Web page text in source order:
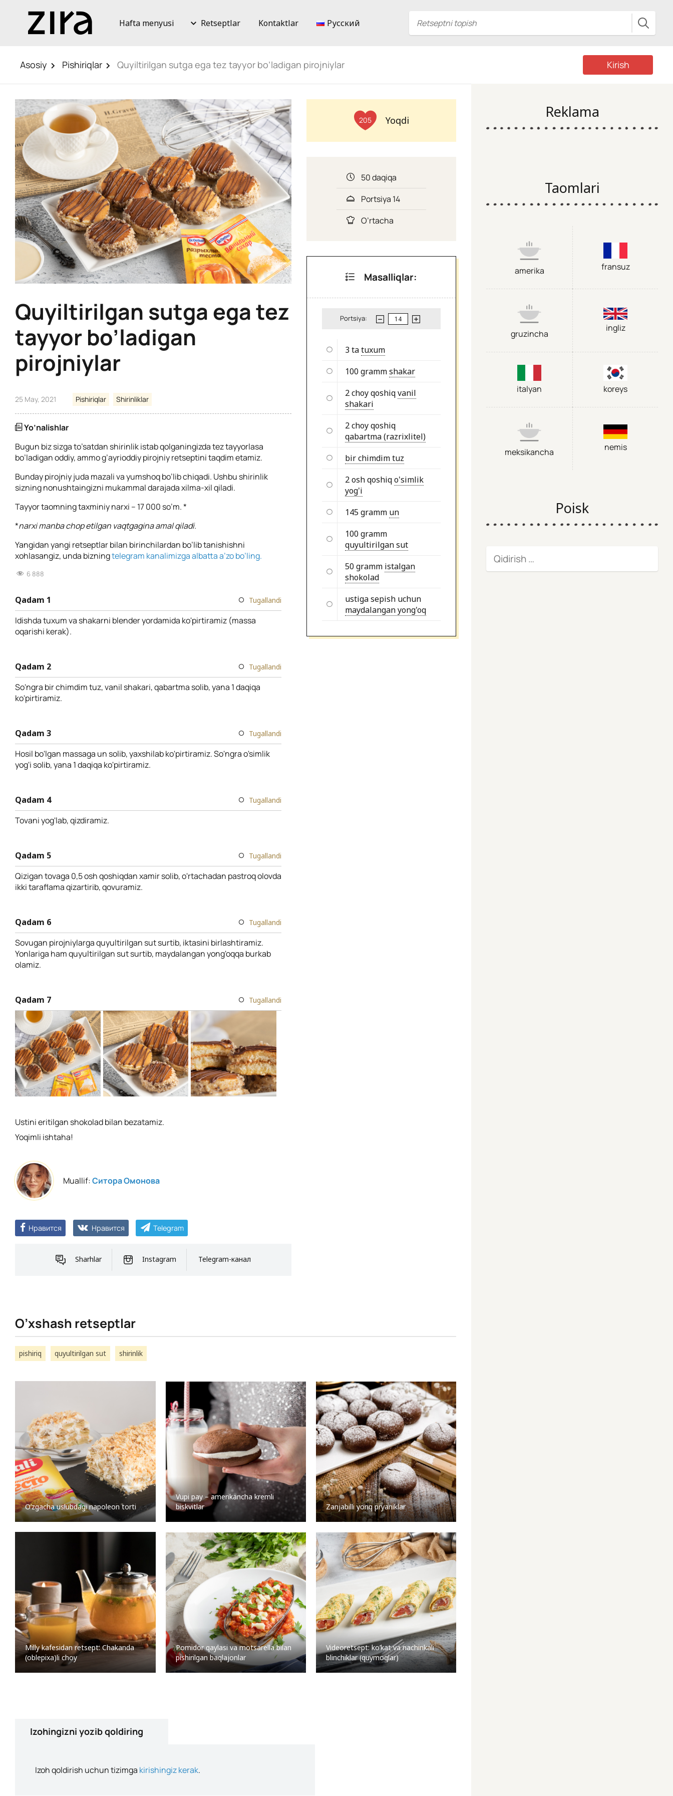
Hafta menyusi Retseptlar Kontaktlar Русский
Asosiy Pishiriqlar Quyiltirilgan sutga ega tez tayyor bo’ladigan pirojniylar Kirish
Quyiltirilgan sutga ega tez
tayyor bo’ladigan
pirojniylar
25 May, 2021 Pishiriqlar Shirinliklar
Yo’nalishlar
Bugun biz sizga to’satdan shirinlik istab qolganingizda tez tayyorlasa
bo’ladigan oddiy, ammo g’ayrioddiy pirojniy retseptini taqdim etamiz.
Bunday pirojniy juda mazali va yumshoq bo’lib chiqadi. Ushbu shirinlik
sizning nonushtaingizni mukammal darajada xilma-xil qiladi.
Tayyor taomning taxminiy narxi – 17 000 so’m. *
*narxi manba chop etilgan vaqtgagina amal qiladi.
Yangidan yangi retseptlar bilan birinchilardan bo’lib tanishishni
xohlasangiz, unda bizningtelegram kanalimizga albatta a’zo bo’ling.
6 888
Qadam 1 Tugallandi
Idishda tuxum va shakarni blender yordamida ko'pirtiramiz (massa
oqarishi kerak).
Qadam 2 Tugallandi
So'ngra bir chimdim tuz, vanil shakari, qabartma solib, yana 1 daqiqa
ko'pirtiramiz.
Qadam 3 Tugallandi
Hosil bo'lgan massaga un solib, yaxshilab ko'pirtiramiz. So'ngra o'simlik
yog'i solib, yana 1 daqiqa ko'pirtiramiz.
Qadam 4 Tugallandi
Tovani yog'lab, qizdiramiz.
Qadam 5 Tugallandi
Qizigan tovaga 0,5 osh qoshiqdan xamir solib, o'rtachadan pastroq olovda
ikki taraflama qizartirib, qovuramiz.
Qadam 6 Tugallandi
Sovugan pirojniylarga quyultirilgan sut surtib, iktasini birlashtiramiz.
Yonlariga ham quyultirilgan sut surtib, maydalangan yong'oqqa burkab
olamiz.
Qadam 7 Tugallandi
Ustini eritilgan shokolad bilan bezatamiz.
Yoqimli ishtaha!
Muallif:Ситора Омонова
Нравится Нравится Telegram
Sharhlar Instagram Telegram-канал
205 Yoqdi
50 daqiqa
Portsiya 14
O’rtacha
Masalliqlar:
Portsiya:
3 tatuxum
100 grammshakar
2 choy qoshiqvanil
shakari
2 choy qoshiq
qabartma (razrixlitel)
bir chimdim tuz
2 osh qoshiqo'simlik
yog'i
145 gramm un
100 gramm
quyultirilgan sut
50 gramm istalgan
shokolad
ustiga sepish uchun
maydalangan yong'oq
O’xshash retseptlar
pishiriq quyultirilgan sut shirinlik
O’zgacha uslubdagi napoleon torti
Vupi pay – amerikancha kremli
biskvitlar
Zanjabilli yoriq pryaniklar
Milly kafesidan retsept: Chakanda
(oblepixa)li choy
Pomidor qaylasi va motsarella bilan
pishirilgan baqlajonlar
Videoretsept: ko’kat va nachinkali
blinchiklar (quymoqlar)
Izohingizni yozib qoldiring
Izoh qoldirish uchun tizimga kirishingiz kerak.
Reklama
Taomlari
amerika fransuz
gruzincha
ingliz
italyan koreys
meksikancha nemis
Poisk